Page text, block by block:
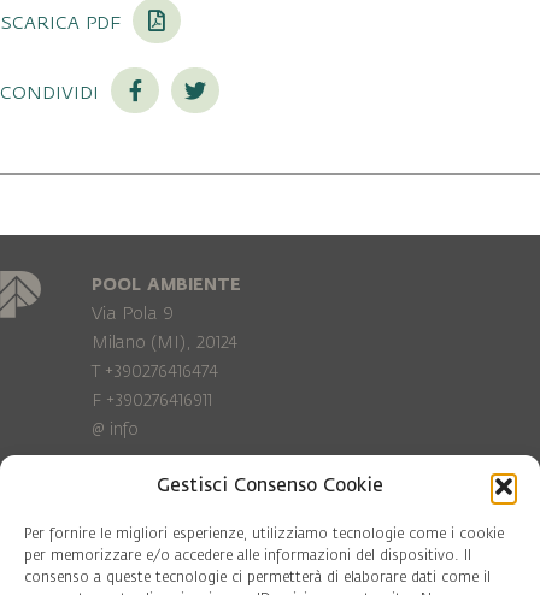
Gestisci Consenso Cookie
Per fornire le migliori esperienze, utilizziamo tecnologie come i cookie
per memorizzare e/o accedere alle informazioni del dispositivo. Il
consenso a queste tecnologie ci permetterà di elaborare dati come il
scarica pdf
condividi
POOL AMBIENTE
Via Pola 9
Milano (MI), 20124
T +390276416474
F +390276416911
@ info
Privacy Policy
Cookie policy
COD. FISC. 97081560159